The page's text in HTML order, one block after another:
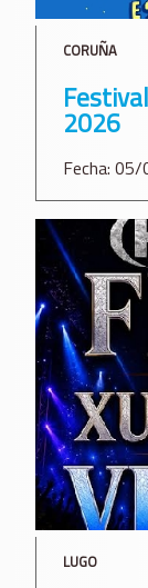
CORUÑA
2026
Fecha:
LUGO